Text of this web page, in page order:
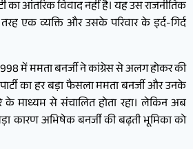
का आंतरिक विवाद नहीं है। यह उस राजनीतिक
एक व्यक्ति और उसके परिवार के इर्द-गिर्द
में ममता बनर्जी ने कांग्रेस से अलग होकर की
का हर बड़ा फैसला ममता बनर्जी और उनके
के माध्यम से संचालित होता रहा। लेकिन अब
कारण अभिषेक बनर्जी की बढ़ती भूमिका को